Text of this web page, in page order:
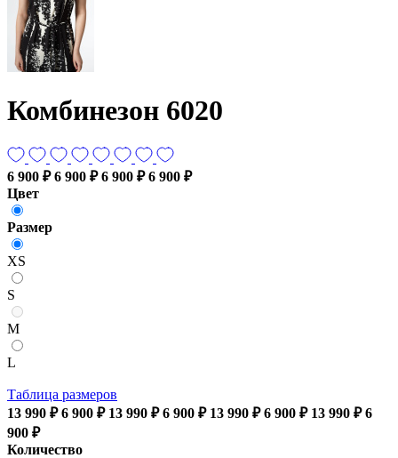
Комбинезон 6020
6 900 ₽ 6 900 ₽ 6 900 ₽ 6 900 ₽
Цвет
Размер
XS
S
M
L
Таблица размеров
13 990 ₽ 6 900 ₽ 13 990 ₽ 6 900 ₽ 13 990 ₽ 6 900 ₽ 13 990 ₽ 6
900 ₽
Количество